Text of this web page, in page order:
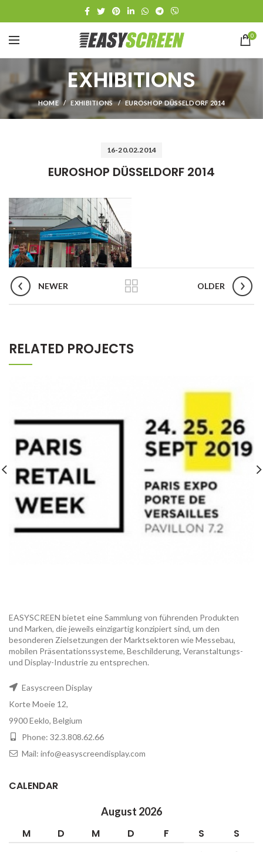
0
EXHIBITIONS
HOME EXHIBITIONS EUROSHOP DÜSSELDORF 2014
16-20.02.2014
EUROSHOP DÜSSELDORF 2014
NEWER OLDER
RELATED PROJECTS
EASYSCREEN bietet eine Sammlung von führenden Produkten
und Marken, die jeweils einzigartig konzipiert sind, um den
besonderen Zielsetzungen der Marktsektoren wie Messebau,
mobilen Präsentationssysteme, Beschilderung, Veranstaltungs-
und Display-Industrie zu entsprechen.
Easyscreen Display
Korte Moeie 12,
9900 Eeklo, Belgium
Phone: 32.3.808.62.66
Mail: info@easyscreendisplay.com
CALENDAR
August 2026
M D M D F S S